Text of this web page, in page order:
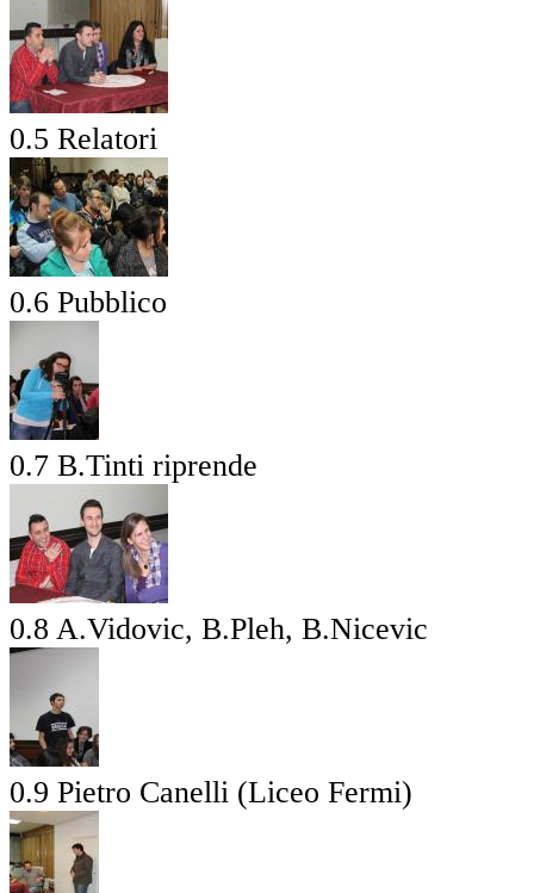
0.5 Relatori
0.6 Pubblico
0.7 B.Tinti riprende
0.8 A.Vidovic, B.Pleh, B.Nicevic
0.9 Pietro Canelli (Liceo Fermi)